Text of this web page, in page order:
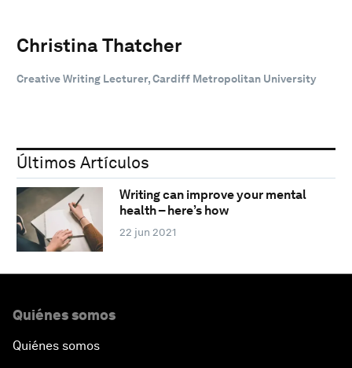
Christina Thatcher
Creative Writing Lecturer, Cardiff Metropolitan University
Últimos Artículos
Writing can improve your mental
health – here’s how
22 jun 2021
Quiénes somos
Quiénes somos